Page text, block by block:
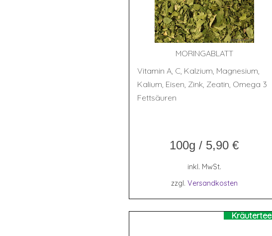
MOR­ING­A­BLATT
Vitamin A, C, Kalzium, Magnesium,
Kalium, Eisen, Zink, Zeatin, Omega 3
Fettsäuren
100g / 5,90€
inkl. MwSt.
zzgl. Versandkosten
Kräutertee